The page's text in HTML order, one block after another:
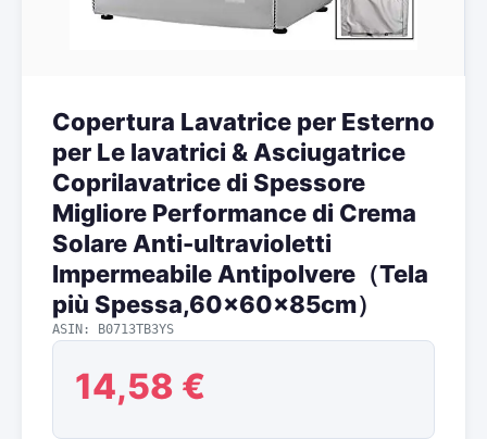
Copertura Lavatrice per Esterno
per Le lavatrici & Asciugatrice
Coprilavatrice di Spessore
Migliore Performance di Crema
Solare Anti-ultravioletti
Impermeabile Antipolvere（Tela
più Spessa,60x60x85cm）
ASIN: B0713TB3YS
14,58 €